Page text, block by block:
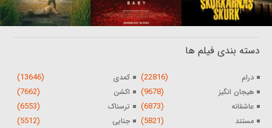
دسته بندی فیلم ها
درام (22816) کمدی (13646)
هیجان انگیز (9678) اکشن (7662)
عاشقانه (6873) ترسناک (6553)
مستند (5821) جنایی (5512)